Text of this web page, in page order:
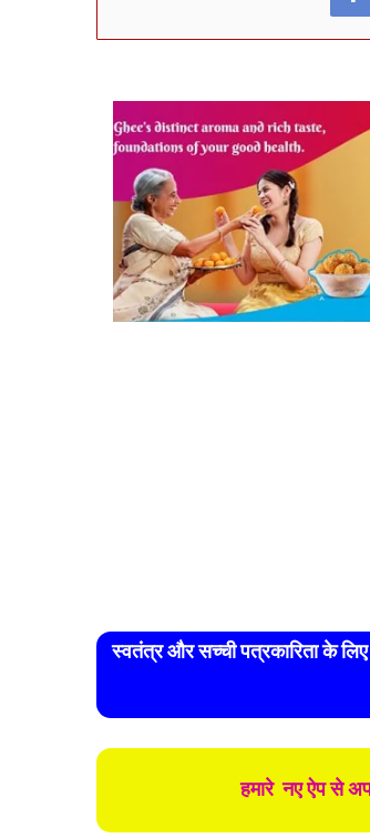
स्वतंत्र और सच्ची पत्रकारिता के लिए ज़रूरी है कि वो कॉरपोरेट और राजनैतिक नियंत्रण से मुक्त हो। ऐसा तभी संभव है जब
हमारे नए ऐप से